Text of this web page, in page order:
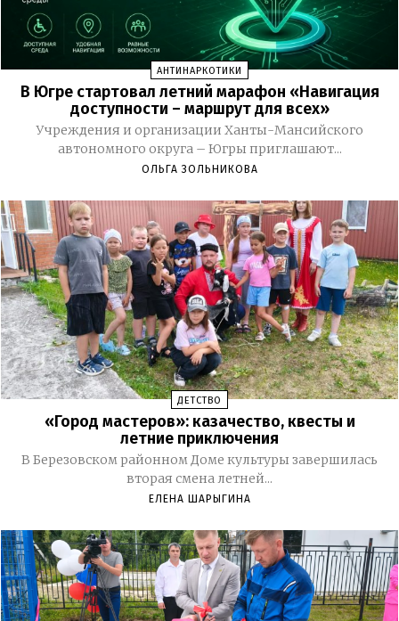
АНТИНАРКОТИКИ
В Югре стартовал летний марафон «Навигация
доступности – маршрут для всех»
Учреждения и организации Ханты-Мансийского
автономного округа – Югры приглашают...
ОЛЬГА ЗОЛЬНИКОВА
ДЕТСТВО
«Город мастеров»: казачество, квесты и
летние приключения
В Березовском районном Доме культуры завершилась
вторая смена летней...
ЕЛЕНА ШАРЫГИНА